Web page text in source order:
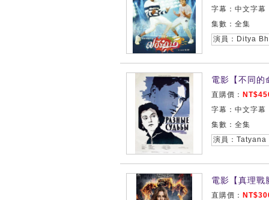
字幕：中文字幕
集數：全集
電影【不同
直購價：
字幕：中文字幕
集數：全集
演員：
電影【真理
直購價：